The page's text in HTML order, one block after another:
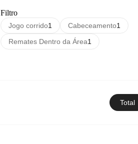
Filtro
Jogo corrido1 Cabeceamento1
Remates Dentro da Área1
Total